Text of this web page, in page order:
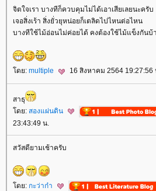
จิตใจเรา บางทีก็ควบคุมไม่ได้เอาเสียเลยนะครับ
เจอสิ่งเร้า สิ่งยั่วยุหน่อยก็เตลิดไปไหนต่อไหน
บางทีใช้ไม้อ่อนไม่ค่อยได้ คงต้องใช้ไม้แข็งกันบ้
ดย: multiple 16 สิงหาคม 2564 19:27:56
สาธุ
ดย: สองแผ่นดิน
23:43:49 น.
สวัสดียามเช้าครับ
ดย: กะว่าก๋า